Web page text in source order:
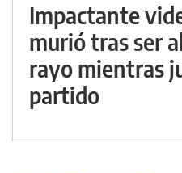
Impactante
murió tras ser
rayo mientras
partido